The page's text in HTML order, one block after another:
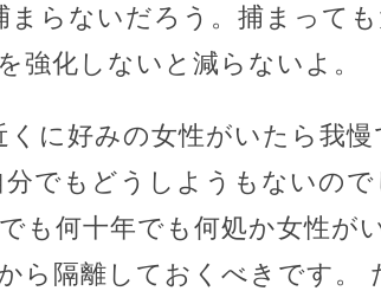
まらないだろう。捕まって
強化しないと減らないよ。
くに好みの女性がいたら我
でもどうしようもないの
も何十年でも何処か女性が
ら隔離しておくべきです。